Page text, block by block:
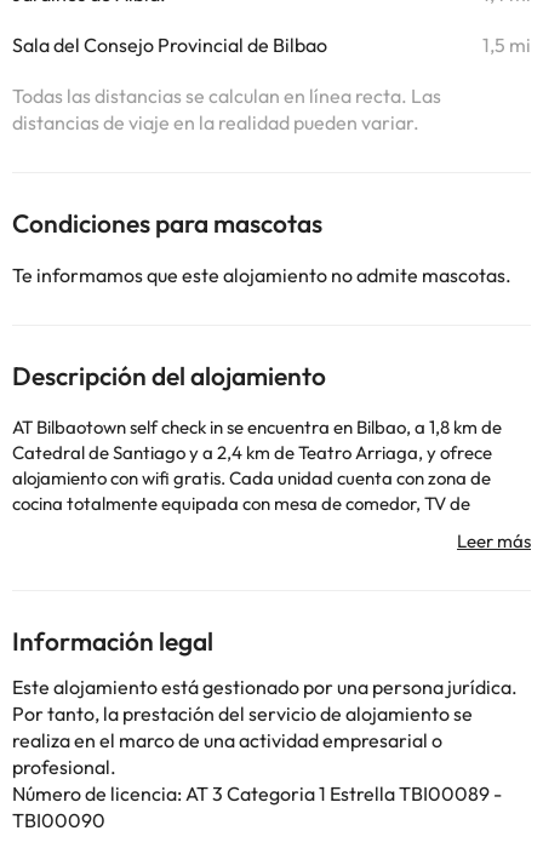
Sala del Consejo Provincial de Bilbao 1,5 mi
Todas las distancias se calculan en línea recta. Las
distancias de viaje en la realidad pueden variar.
Condiciones para mascotas
Te informamos que este alojamiento no admite mascotas.
Descripción del alojamiento
AT Bilbaotown self check in se encuentra en Bilbao, a 1,8 km de
Catedral de Santiago y a 2,4 km de Teatro Arriaga, y ofrece
alojamiento con wifi gratis. Cada unidad cuenta con zona de
cocina totalmente equipada con mesa de comedor, TV de
pantalla plana y baño privado con ducha y secador de pelo.
También se ofrece nevera, fogones y tostadora, además de
(Aeropuerto de Bilbao) está a 8 km, y el alojamiento ofrece
servicio de traslado de pago para ir o volver del aeropuerto.
En este alojamiento no se pueden celebrar despedidas de soltero
o soltera ni fiestas similares.
Algunos de los servicios detallados pueden ser de pago. Puedes
consultar sus tarifas directamente en el establecimiento. Toda la
información de esta ficha está sujeta a cambios por parte del
Información legal
Este alojamiento está gestionado por una persona jurídica.
Por tanto, la prestación del servicio de alojamiento se
realiza en el marco de una actividad empresarial o
profesional.
Número de licencia: AT 3 Categoria 1 Estrella TBI00089 -
TBI00090